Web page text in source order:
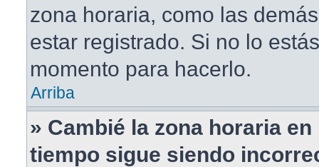
zona horaria, como las
estar registrado. Si no lo
momento para hacerlo.
Arriba
» Cambié la zona horaria
tiempo sigue siendo